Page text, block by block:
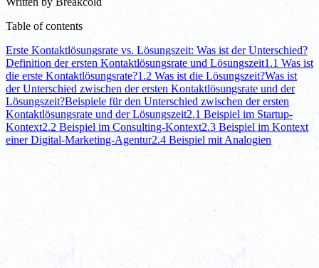
Table of contents
Erste Kontaktlösungsrate vs. Lösungszeit: Was ist der Unterschied?
Definition der ersten Kontaktlösungsrate und Lösungszeit1.1 Was ist
die erste Kontaktlösungsrate?1.2 Was ist die Lösungszeit?Was ist
der Unterschied zwischen der ersten Kontaktlösungsrate und der
Lösungszeit?Beispiele für den Unterschied zwischen der ersten
Kontaktlösungsrate und der Lösungszeit2.1 Beispiel im Startup-
Kontext2.2 Beispiel im Consulting-Kontext2.3 Beispiel im Kontext
einer Digital-Marketing-Agentur2.4 Beispiel mit Analogien